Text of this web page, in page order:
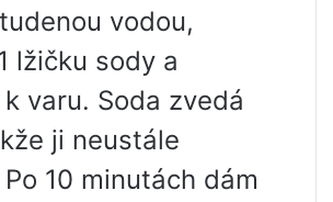
vodou,
lžičku sody a
varu. Soda zvedá
ji neustále
10 minutách dám